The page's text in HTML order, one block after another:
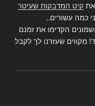
את קיט המדבקות שעיטר
כמה עשורים..
הקדימו את זמנם
מקווים שעזרנו לך לקבל